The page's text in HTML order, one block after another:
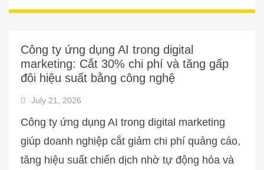
Công ty ứng dụng AI trong digital
marketing: Cắt 30% chi phí và tăng gấp
đôi hiệu suất bằng công nghệ
July 21, 2026
Công ty ứng dụng AI trong digital marketing
giúp doanh nghiệp cắt giảm chi phí quảng cáo,
tăng hiệu suất chiến dịch nhờ tự động hóa và